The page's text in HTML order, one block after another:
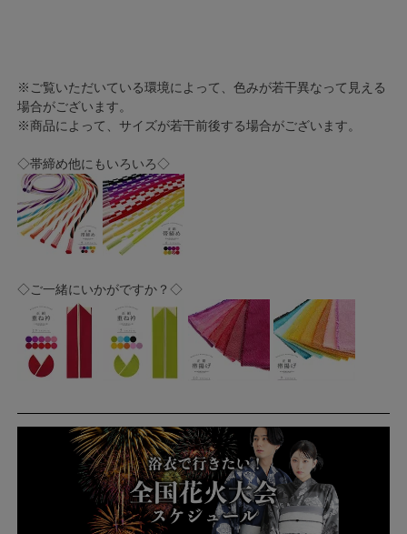
※ご覧いただいている環境によって、色みが若干異なって見える
場合がございます。
※商品によって、サイズが若干前後する場合がございます。
◇帯締め他にもいろいろ◇
◇ご一緒にいかがですか？◇